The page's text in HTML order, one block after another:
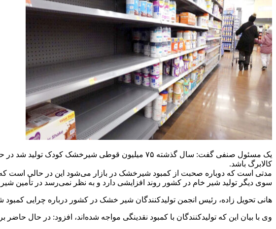
کالابرگ باشد.
سوی دیگر تولید شیر خام در کشور روند افزایشی دارد و به نظر نمی‌رسد در تأمین شیر
هانی تحویل زاده، رئیس انجمن تولیدکنندگان شیر خشک در کشور درباره چرایی
وی با بیان این که تولیدکنندگان با کمبود نقدینگی مواجه شده‌اند، افزود: در حال